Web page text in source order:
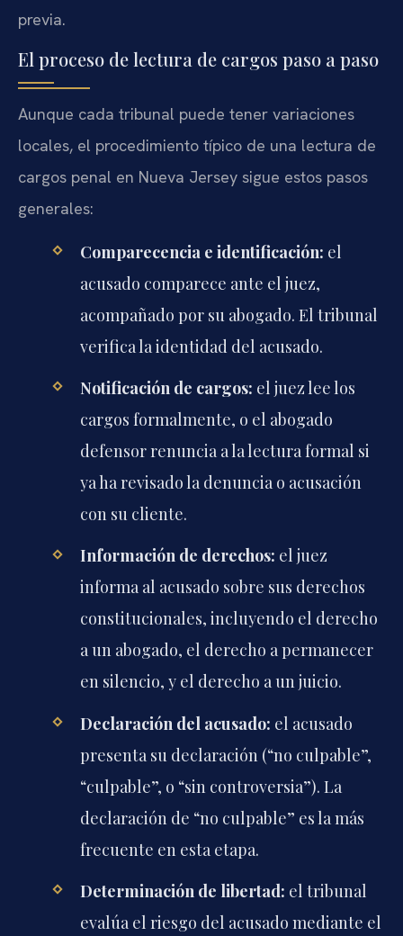
previa.
El proceso de lectura de cargos paso a paso
Aunque cada tribunal puede tener variaciones
locales, el procedimiento típico de una lectura de
cargos penal en Nueva Jersey sigue estos pasos
generales:
Comparecencia e identificación: el
acusado comparece ante el juez,
acompañado por su abogado. El tribunal
verifica la identidad del acusado.
Notificación de cargos: el juez lee los
cargos formalmente, o el abogado
defensor renuncia a la lectura formal si
ya ha revisado la denuncia o acusación
con su cliente.
Información de derechos: el juez
informa al acusado sobre sus derechos
constitucionales, incluyendo el derecho
a un abogado, el derecho a permanecer
en silencio, y el derecho a un juicio.
Declaración del acusado: el acusado
presenta su declaración (“no culpable”,
“culpable”, o “sin controversia”). La
declaración de “no culpable” es la más
frecuente en esta etapa.
Determinación de libertad: el tribunal
evalúa el riesgo del acusado mediante el